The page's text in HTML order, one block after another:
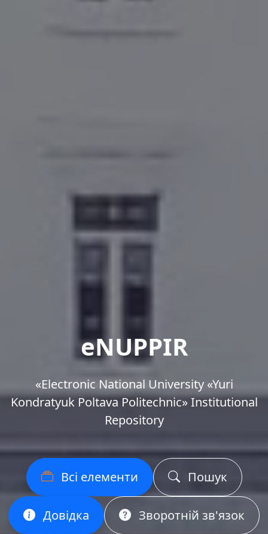
eNUPPIR
«Еlectronic National University «Yuri
Kondratyuk Poltava Politechnic» Institutional
Repository
Всі елементи Пошук
Довідка Зворотній зв'язок